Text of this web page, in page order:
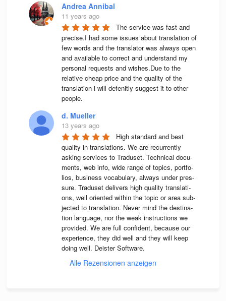
Andrea Annibal
11 years ago
The service was fast and
precise.I had some issues about translation of
few words and the translator was always open
and available to correct and understand my
personal requests and wishes.Due to the
relative cheap price and the quality of the
translation i will defenitly suggest it to other
people.
d. Mueller
13 years ago
High stan­dard and best
qua­lity in trans­la­ti­ons. We are recur­rently
asking ser­vices to Tra­du­set. Tech­ni­cal docu­
ments, web info, wide range of topics, port­fo­
lios, busi­ness voca­bu­lary, always under pres­
sure. Tra­du­set deli­vers high qua­lity trans­la­ti­
ons, well ori­en­ted wit­hin the topic or area sub­
jec­ted to trans­la­tion. Never mind the desti­na­
tion lan­guage, nor the weak instruc­tions we
pro­vi­ded. We are full con­fi­dent, because our
expe­ri­ence, they did well and they will keep
doing well. Deis­ter Software.
Alle Rezensionen anzeigen